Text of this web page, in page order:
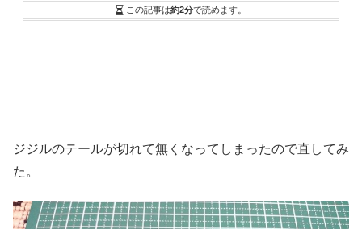
この記事は約2分で読めます。
ジジルのテールが切れて無くなってしまったので直してみ
た。